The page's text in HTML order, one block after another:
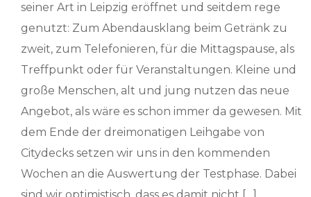
seiner Art in Leipzig eröffnet und seitdem rege
genutzt: Zum Abendausklang beim Getränk zu
zweit, zum Telefonieren, für die Mittagspause, als
Treffpunkt oder für Veranstaltungen. Kleine und
große Menschen, alt und jung nutzen das neue
Angebot, als wäre es schon immer da gewesen. Mit
dem Ende der dreimonatigen Leihgabe von
Citydecks setzen wir uns in den kommenden
Wochen an die Auswertung der Testphase. Dabei